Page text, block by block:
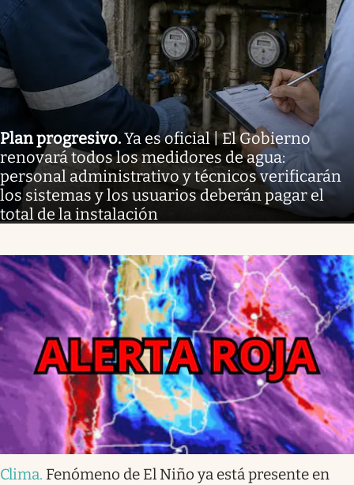
Plan progresivo.Ya es oficial | El Gobierno
renovará todos los medidores de agua:
personal administrativo y técnicos verificarán
los sistemas y los usuarios deberán pagar el
total de la instalación
Clima. Fenómeno de El Niño ya está presente en